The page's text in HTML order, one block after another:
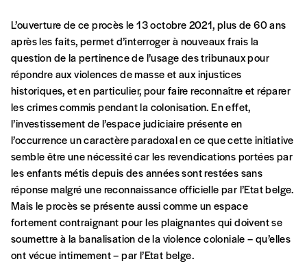
Se connecter
CONNEXION
Mot de passe oublié?
Formulaire de
commande
A partir de 2021,Imag, le magazine de
l’interculturel,vous est proposé àPRIX LIBRE.
Le prix libre est un mode de fixation du prix par
l’acheteur d’un bien ou d’un service, qui peut être une
manière pour lui de payer le prix qu’il estime juste. Dans
l’objectif de rendre nos activités et publications
accessibles, et d’affirmer notre attachement aux
valeurs de solidarité, nous vous proposons d’estimer
vous-mêmes le coût de notre publication. Cette valeur
L’ouverture de ce procès le 13 octobre 2021, plus de 60 ans
après les faits, permet d’interroger à nouveaux frais la
question de la pertinence de l’usage des tribunaux pour
répondre aux violences de masse et aux injustices
historiques, et en particulier, pour faire reconnaître et réparer
les crimes commis pendant la colonisation. En effet,
l’investissement de l’espace judiciaire présente en
l’occurrence un caractère paradoxal en ce que cette initiative
semble être une nécessité car les revendications portées par
les enfants métis depuis des années sont restées sans
réponse malgré une reconnaissance officielle par l’Etat belge.
Mais le procès se présente aussi comme un espace
fortement contraignant pour les plaignantes qui doivent se
soumettre à la banalisation de la violence coloniale – qu’elles
ont vécue intimement – par l’Etat belge.